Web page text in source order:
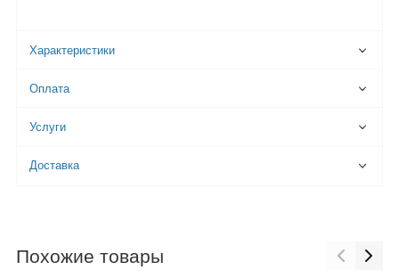
Характеристики
Оплата
Услуги
Доставка
Похожие товары